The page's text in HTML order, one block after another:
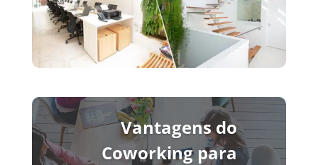
Vantagens do
Coworking para